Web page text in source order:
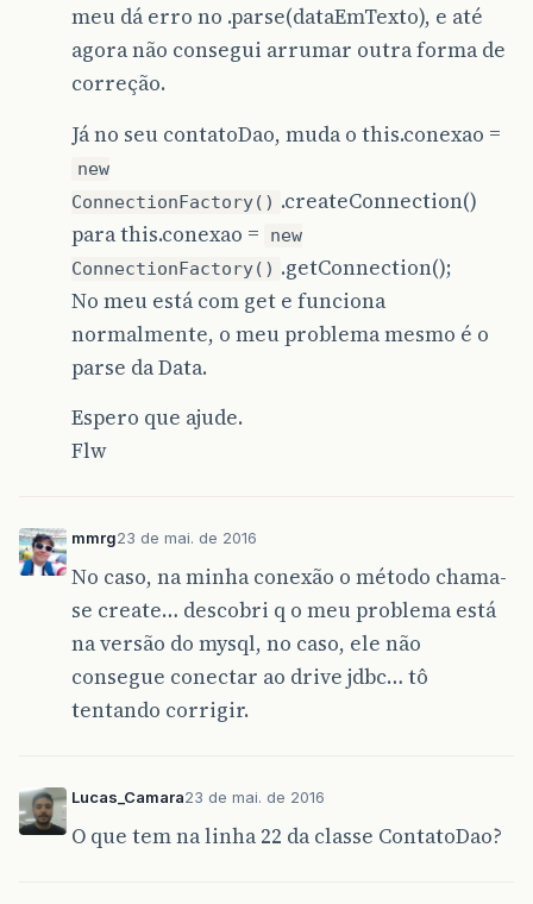
meu dá erro no .parse(dataEmTexto), e até
agora não consegui arrumar outra forma de
correção.
Já no seu contatoDao, muda o this.conexao =
new
ConnectionFactory() .createConnection()
para this.conexao =
new
ConnectionFactory() .getConnection();
No meu está com get e funciona
normalmente, o meu problema mesmo é o
parse da Data.
Espero que ajude.
Flw
mmrg23 de mai. de 2016
No caso, na minha conexão o método chama-
se create… descobri q o meu problema está
na versão do mysql, no caso, ele não
consegue conectar ao drive jdbc… tô
tentando corrigir.
Lucas_Camara23 de mai. de 2016
O que tem na linha 22 da classe ContatoDao?